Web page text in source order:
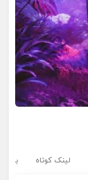
لینک کوتاه